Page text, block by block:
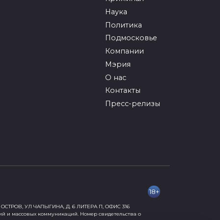
Наука
Политика
Подмосковье
Компании
Мэрия
О нас
Контакты
Пресс-релизы
18+
УЛ ЧАПЫГИНА, Д. 6 ЛИТЕРА П, ОФИС 316
и массовых коммуникаций. Номер свидетельства о